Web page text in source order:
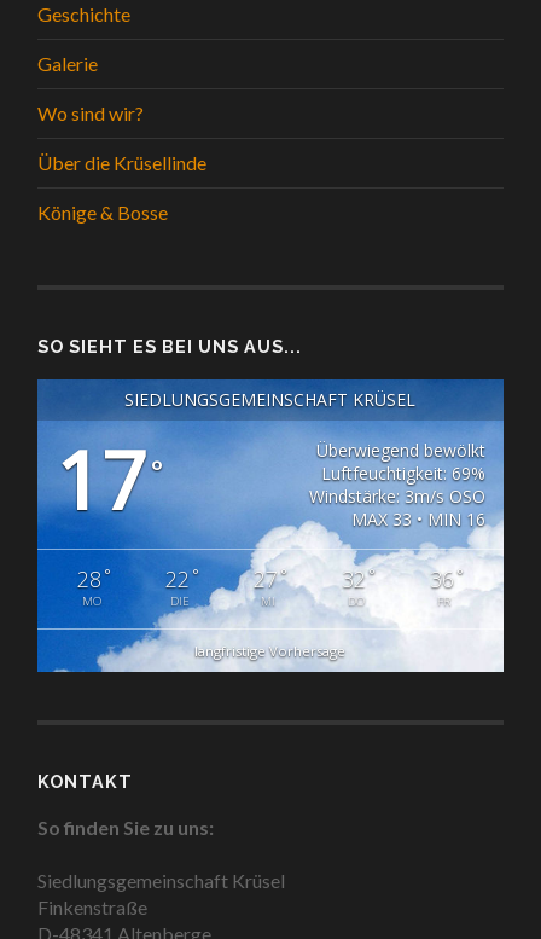
Geschichte
Galerie
Wo sind wir?
Über die Krüsellinde
Könige & Bosse
SO SIEHT ES BEI UNS AUS...
SIEDLUNGSGEMEINSCHAFT KRÜSEL
17°
Überwiegend bewölkt
Luftfeuchtigkeit: 69%
Windstärke: 3m/s OSO
MAX 33 • MIN 16
28°
MO
22 °
DIE
27°
MI
32°
DO
36°
FR
langfristige Vorhersage
KONTAKT
So finden Sie zu uns:
Siedlungsgemeinschaft Krüsel
Finkenstraße
D-48341 Altenberge